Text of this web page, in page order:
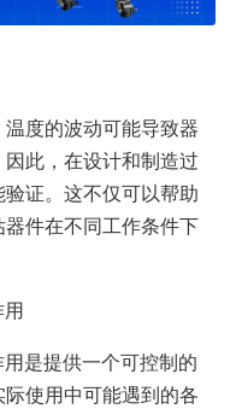
此，在设计和制造过
证。这不仅可以帮助
件在不同工作条件下
用
使用中可能遇到的各